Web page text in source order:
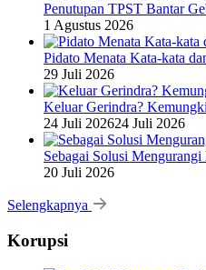
Penutupan TPST Bantar
1 Agustus 2026
Pidato Menata Kata-kata
29 Juli 2026
Keluar Gerindra?
24 Juli 202624 Juli 2026
Sebagai Solusi
20 Juli 2026
Selengkapnya
Korupsi